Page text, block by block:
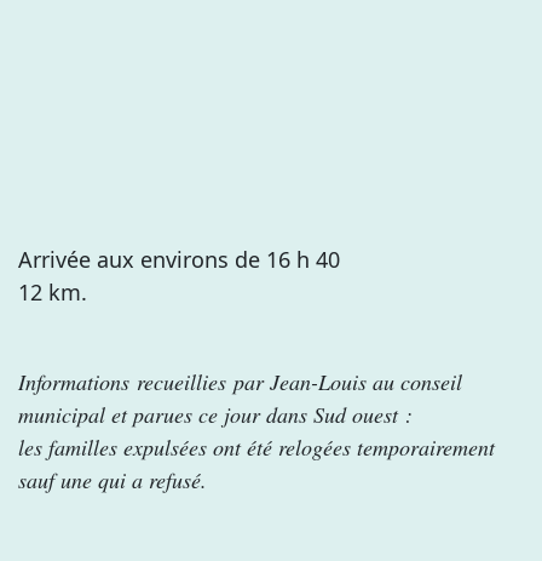
Arrivée aux environs de 16 h 40
12 km.
Informations recueillies par Jean-Louis au conseil
municipal et parues ce jour dans Sud ouest :
les familles expulsées ont été relogées temporairement
sauf une qui a refusé.